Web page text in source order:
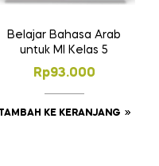
Belajar Bahasa Arab
untuk MI Kelas 5
Rp93.000
TAMBAH KE KERANJANG